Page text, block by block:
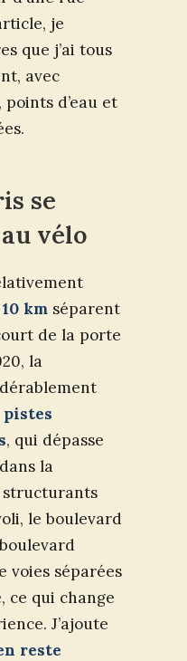
je
que j’ai tous
avec
d’eau et
se
vélo
km séparent
de la porte
la
pistes
, qui dépasse
la
structurants
le boulevard
voies séparées
ce qui change
J’ajoute
reste